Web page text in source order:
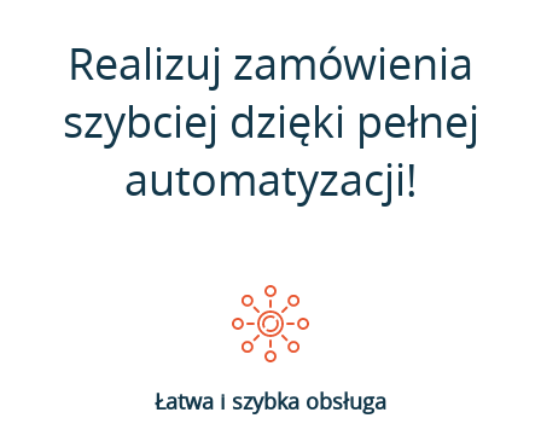
Realizuj zamówienia
szybciej dzięki pełnej
automatyzacji!
Łatwa i szybka obsługa